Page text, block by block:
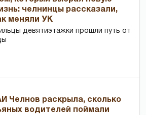
челнинцы рассказали,
меняли УК
девятиэтажки прошли путь от
Челнов раскрыла, сколько
водителей поймали